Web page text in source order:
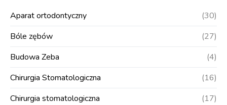
Aparat ortodontyczny
(30)
Bóle zębów
(27)
Budowa Zeba
(4)
Chirurgia Stomatologiczna
(16)
Chirurgia stomatologiczna
(17)